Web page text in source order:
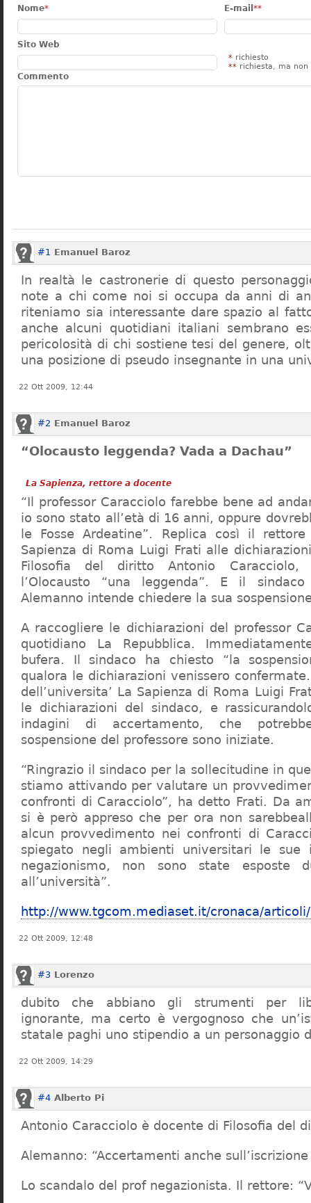
Nome* E-mail **
Sito Web
* richiesto
** richiesta, ma non
Commento
#1 Emanuel Baroz
In realtà le castronerie di questo
note a chi come noi si occupa da anni di
riteniamo sia interessante dare spazio al fatto
anche alcuni quotidiani italiani sembrano
pericolosità di chi sostiene tesi del genere,
una posizione di pseudo insegnante in una
22 Ott 2009, 12:44
#2 Emanuel Baroz
“Olocausto leggenda? Vada a Dachau”
La Sapienza, rettore a docente
“Il professor Caracciolo farebbe bene ad
io sono stato all’età di 16 anni, oppure
le Fosse Ardeatine”. Replica così il rettore
Sapienza di Roma Luigi Frati alle
Filosofia del diritto Antonio
l’Olocausto “una leggenda”. E il
Alemanno intende chiedere la sua
A raccogliere le dichiarazioni del professor
quotidiano La Repubblica.
bufera. Il sindaco ha chiesto “la
qualora le dichiarazioni venissero
dell’universita’ La Sapienza di Roma Luigi
le dichiarazioni del sindaco, e
indagini di accertamento, che
sospensione del professore sono iniziate.
“Ringrazio il sindaco per la sollecitudine in
stiamo attivando per valutare un
confronti di Caracciolo”, ha detto Frati. Da
si è però appreso che per ora non
alcun provvedimento nei confronti di
spiegato negli ambienti universitari le sue
negazionismo, non sono state esposte
all’università”.
http://www.tgcom.mediaset.it/cronaca/
22 Ott 2009, 12:48
#3 Lorenzo
dubito che abbiano gli strumenti per
ignorante, ma certo è vergognoso che
statale paghi uno stipendio a un personaggio
22 Ott 2009, 14:29
#4 Alberto Pi
Antonio Caracciolo è docente di Filosofia del
Alemanno: “Accertamenti anche
Lo scandalo del prof negazionista. Il rettore: